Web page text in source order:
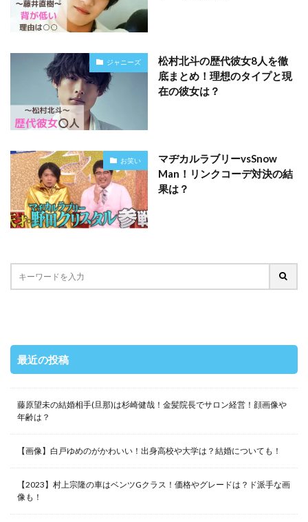
ジャニーズ
松村北斗の歴代彼女8人を徹
底まとめ！理想のタイプと現
在の彼女は？
お笑い
マヂカルラブリーvsSnow
Man！リンクコーデ対決の結
果は？
最近の投稿
藤原望未の結婚相手(旦那)は杉崎健哉！金髪院長でサロン経営！顔画像や
年齢は？
【画像】白戸ゆめのがかわいい！出身高校や大学は？結婚についても！
【2023】村上宗隆の車はベンツGクラス！価格やグレードは？ド派手な画
像も！